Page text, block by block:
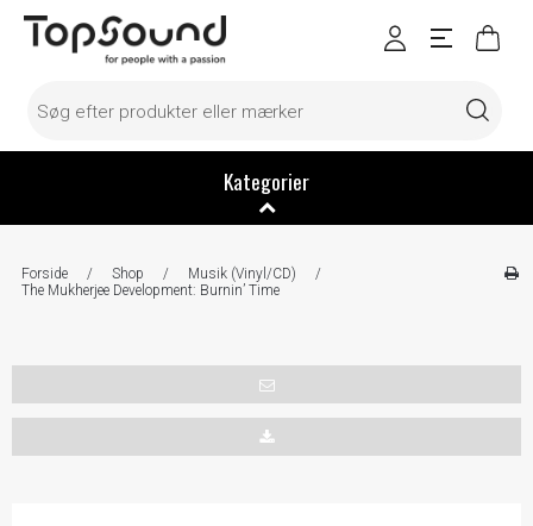
Kategorier
Forside / Shop / Musik (Vinyl/CD)
/
The Mukherjee Development: Burnin’ Time